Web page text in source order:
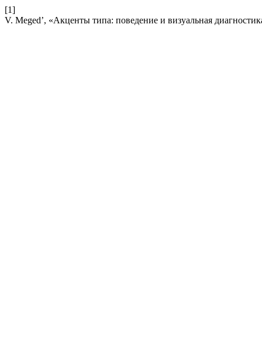
[1]
V. Meged’, «Акценты типа: поведение и визуальная